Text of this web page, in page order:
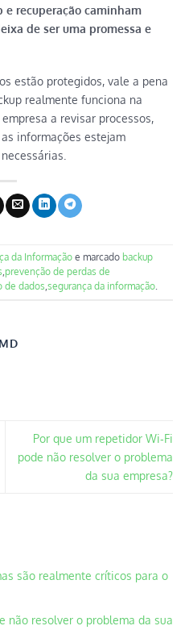
e recuperação caminham
de ser uma promessa e
estão protegidos, vale a pena
realmente funciona na
a revisar processos,
informações estejam
da Informação e marcado backup
,prevenção de perdas de
de dados,segurança da informação.
Por que um repetidor Wi‑Fi
pode não resolver o problema
da sua empresa?
são realmente críticos para o
não resolver o problema da sua